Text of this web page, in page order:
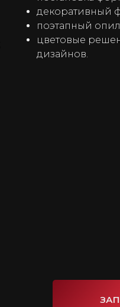
декоративный
поэтапный
цветовые
дизайнов.